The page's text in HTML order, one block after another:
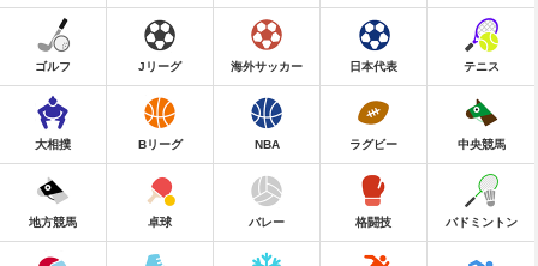
ゴルフ Jリーグ 海外サッカー 日本代表 テニス
大相撲 Bリーグ NBA ラグビー 中央競馬
地方競馬 卓球 バレー 格闘技 バドミントン